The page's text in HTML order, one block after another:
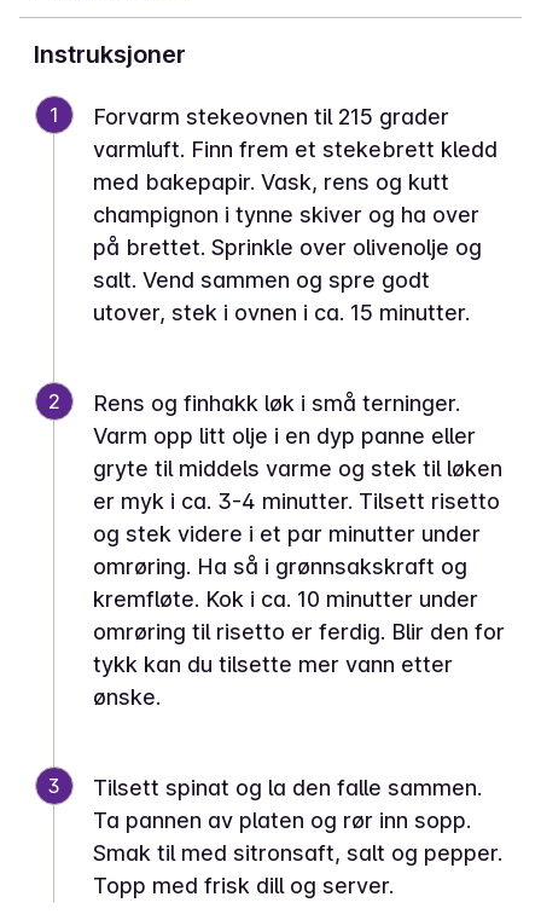
Instruksjoner
1
Forvarm stekeovnen til 215 grader
varmluft. Finn frem et stekebrett kledd
med bakepapir. Vask, rens og kutt
champignon i tynne skiver og ha over
på brettet. Sprinkle over olivenolje og
salt. Vend sammen og spre godt
utover, stek i ovnen i ca. 15 minutter.
2
Rens og finhakk løk i små terninger.
Varm opp litt olje i en dyp panne eller
gryte til middels varme og stek til løken
er myk i ca. 3-4 minutter. Tilsett risetto
og stek videre i et par minutter under
omrøring. Ha så i grønnsakskraft og
kremfløte. Kok i ca. 10 minutter under
omrøring til risetto er ferdig. Blir den for
tykk kan du tilsette mer vann etter
ønske.
3
Tilsett spinat og la den falle sammen.
Ta pannen av platen og rør inn sopp.
Smak til med sitronsaft, salt og pepper.
Topp med frisk dill og server.